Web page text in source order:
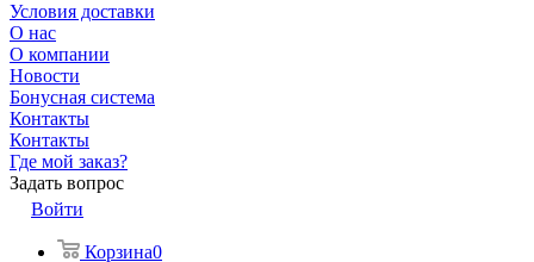
Условия доставки
О нас
О компании
Новости
Бонусная система
Контакты
Контакты
Где мой заказ?
Задать вопрос
Войти
Корзина0